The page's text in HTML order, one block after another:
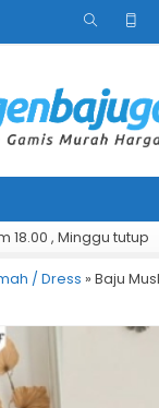
18.00 , Minggu tutup
/ Dress » Baju